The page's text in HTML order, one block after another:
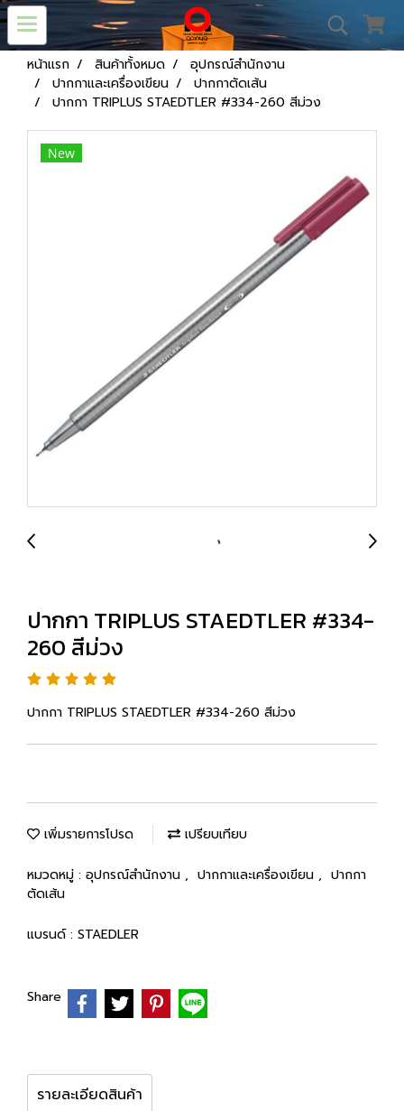
หน้าแรก สินค้าทั้งหมด
อุปกรณ์สำนักงาน
ปากกาและเครื่องเขียน
ปากกาตัดเส้น
ปากกา TRIPLUS STAEDTLER #334-260 สีม่วง
New
ปากกา TRIPLUS STAEDTLER #334-
260 สีม่วง
ปากกา TRIPLUS STAEDTLER #334-260 สีม่วง
เพิ่มรายการโปรด เปรียบเทียบ
หมวดหมู่ : อุปกรณ์สำนักงาน , ปากกาและเครื่องเขียน , ปากกา
ตัดเส้น
แบรนด์ : STAEDLER
Share
รายละเอียดสินค้า